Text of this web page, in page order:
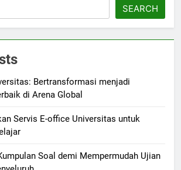
SEARCH
Bertransformasi menjadi
di Arena Global
Servis E-office Universitas untuk
Soal demi Mempermudah Ujian